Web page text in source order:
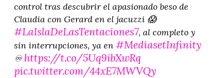
control tras descubrir el apasionado beso de
Claudia con Gerard en el jacuzzi 😱
#LaIslaDeLasTentaciones7, al completo y
sin interrupciones, ya en #MediasetInfinity
♾ https://t.co/5Uq9ibXwRq
pic.twitter.com/44xE7MWVQy